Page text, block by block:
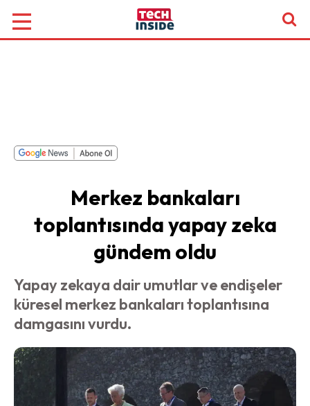
Merkez bankaları
toplantısında yapay zeka
gündem oldu
Yapay zekaya dair umutlar ve endişeler
küresel merkez bankaları toplantısına
damgasını vurdu.